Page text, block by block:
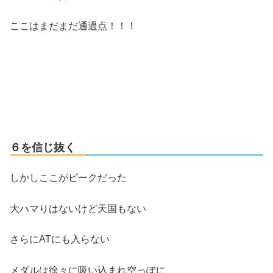
ここはまだまだ通過点！！！
６を信じ抜く
しかしここがピークだった
大ハマりはないけど天国もない
さらにATにも入らない
メダルは徐々に吸い込まれ空っぽに